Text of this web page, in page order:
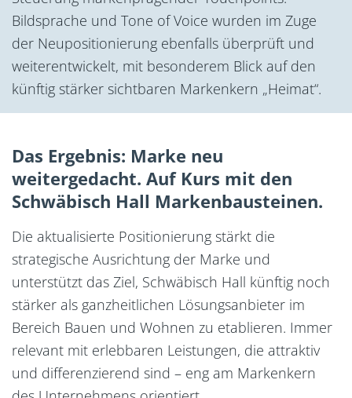
Bildsprache und Tone of Voice wurden im Zuge
der Neupositionierung ebenfalls überprüft und
weiterentwickelt, mit besonderem Blick auf den
künftig stärker sichtbaren Markenkern „Heimat“.
Das Ergebnis: Marke neu
weitergedacht. Auf Kurs mit den
Schwäbisch Hall Markenbausteinen.
Die aktualisierte Positionierung stärkt die
strategische Ausrichtung der Marke und
unterstützt das Ziel, Schwäbisch Hall künftig noch
stärker als ganzheitlichen Lösungsanbieter im
Bereich Bauen und Wohnen zu etablieren. Immer
relevant mit erlebbaren Leistungen, die attraktiv
und differenzierend sind – eng am Markenkern